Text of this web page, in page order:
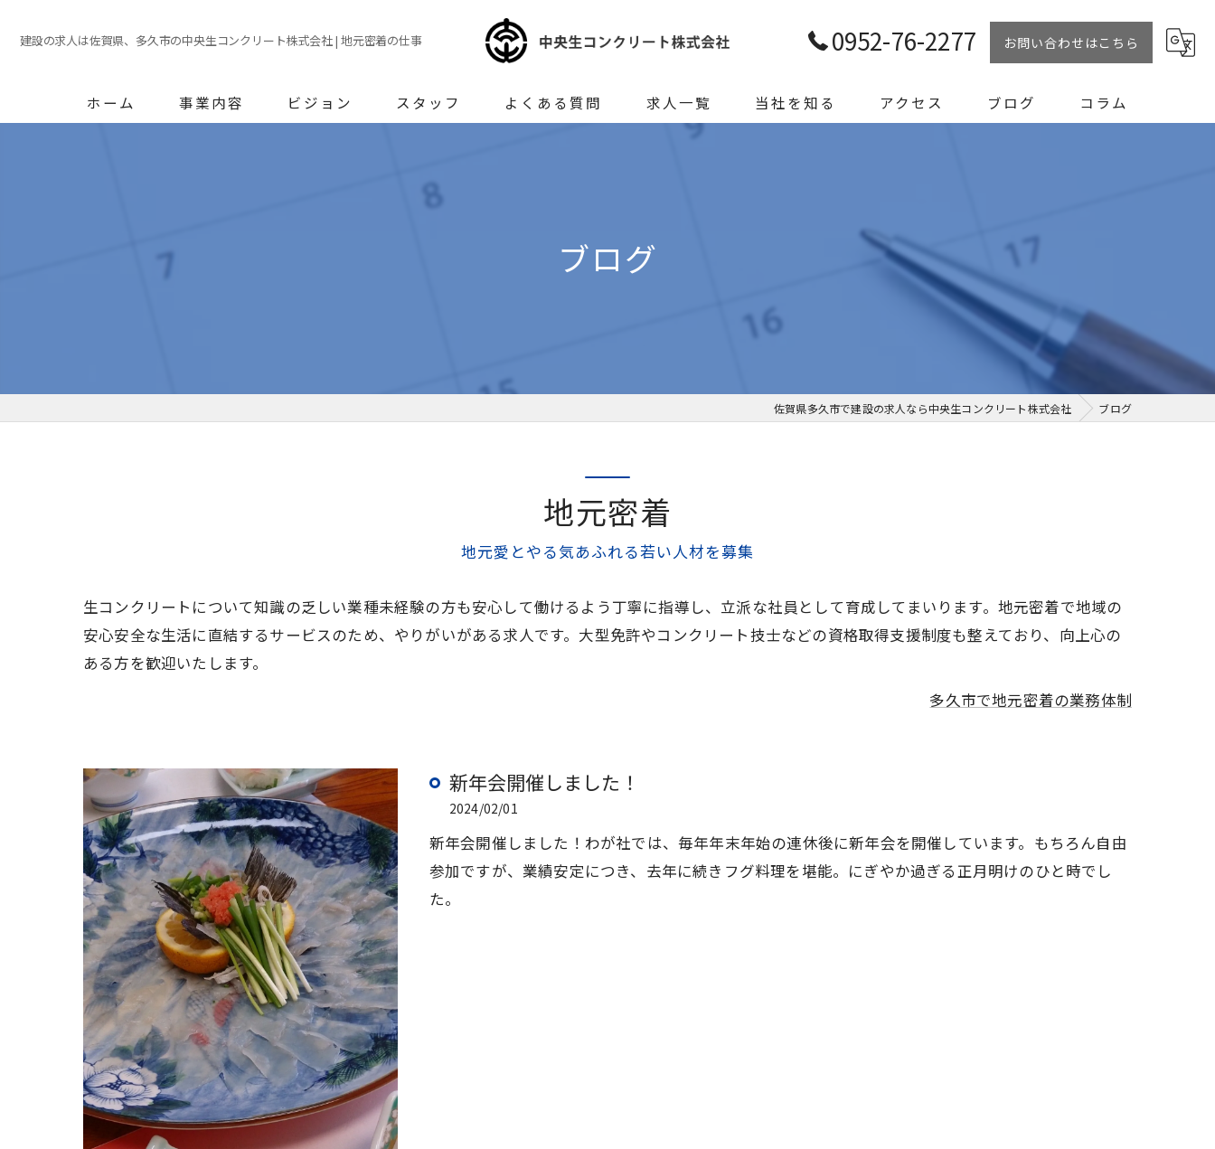
建設の求人は佐賀県、多久市の中央生コンクリート株式会社 | 地元密着の仕事 0952-76-2277 お問い合わせはこちら
ホーム 事業内容 ビジョン スタッフ よくある質問 求人一覧 当社を知る
地元密着
アクセス ブログ コラム
ブログ
佐賀県多久市で建設の求人なら中央生コンクリート株式会社 ブログ
地元密着
地元愛とやる気あふれる若い人材を募集
生コンクリートについて知識の乏しい業種未経験の方も安心して働けるよう丁寧に指導し、立派な社員として育成してまいります。地元密着で地域の
安心安全な生活に直結するサービスのため、やりがいがある求人です。大型免許やコンクリート技士などの資格取得支援制度も整えており、向上心の
ある方を歓迎いたします。
多久市で地元密着の業務体制
新年会開催しました！
2024/02/01
新年会開催しました！わが社では、毎年年末年始の連休後に新年会を開催しています。もちろん自由
参加ですが、業績安定につき、去年に続きフグ料理を堪能。にぎやか過ぎる正月明けのひと時でし
た。